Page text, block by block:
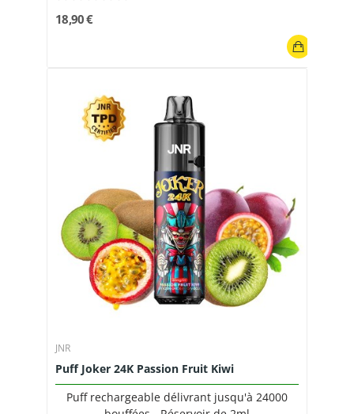
18,90 €
JNR
Puff Joker 24K Passion Fruit Kiwi
Puff rechargeable délivrant jusqu'à 24000